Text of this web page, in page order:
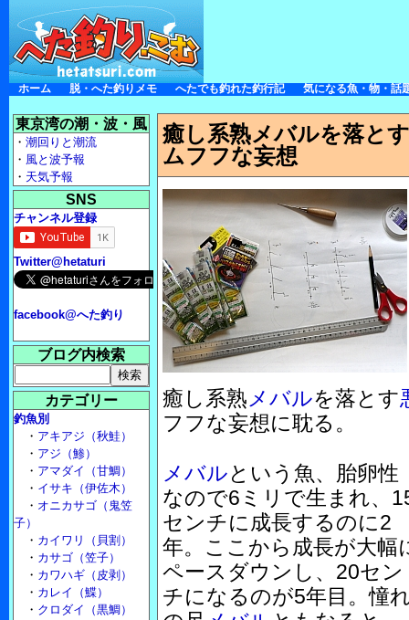
ホーム 脱・へた釣りメモ へたでも釣れた釣行記 気になる魚・物・話
癒し系熟メバルを落と
ムフフな妄想
癒し系熟 メバルを落とす
フフな妄想に耽る。
メバルという魚、胎卵性
なので6ミリで生まれ、
センチに成長するのに2
年。ここから成長が大幅
ペースダウンし、20セン
チになるのが5年目。憧
東京湾の潮・波・風
・ 潮回りと潮流
・ 風と波予報
・ 天気予報
SNS
チャンネル登録
Twitter@hetaturi
facebook@へた釣り
ブログ内検索
カテゴリー
釣魚別
・ アキアジ（秋鮭）
・ アジ（鯵）
・ アマダイ（甘鯛）
・ イサキ（伊佐木）
・ オニカサゴ（鬼笠
子）
・ カイワリ（貝割）
・ カサゴ（笠子）
・ カワハギ（皮剥）
・ カレイ（鰈）
・ クロダイ（黒鯛）